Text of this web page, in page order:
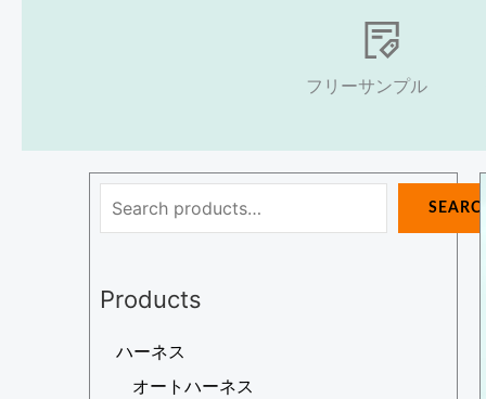
フリーサンプル
検
索
SEARCH
Products
ハーネス
オートハーネス